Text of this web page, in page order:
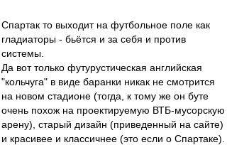
Спартак то выходит на футбольное поле как
гладиаторы - бьётся и за себя и против
системы.
Да вот только футурустическая английская
"кольчуга" в виде баранки никак не смотрится
на новом стадионе (тогда, к тому же он буте
очень похож на проектируемую ВТБ-мусорскую
арену), старый дизайн (приведенный на сайте)
и красивее и классичнее (это если о Спартаке).